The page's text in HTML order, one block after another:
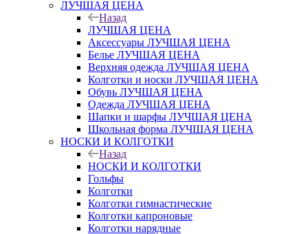
ЛУЧШАЯ ЦЕНА
Назад
ЛУЧШАЯ ЦЕНА
Аксессуары ЛУЧШАЯ ЦЕНА
Белье ЛУЧШАЯ ЦЕНА
Верхняя одежда ЛУЧШАЯ ЦЕНА
Колготки и носки ЛУЧШАЯ ЦЕНА
Обувь ЛУЧШАЯ ЦЕНА
Одежда ЛУЧШАЯ ЦЕНА
Шапки и шарфы ЛУЧШАЯ ЦЕНА
Школьная форма ЛУЧШАЯ ЦЕНА
НОСКИ И КОЛГОТКИ
Назад
НОСКИ И КОЛГОТКИ
Гольфы
Колготки
Колготки гимнастические
Колготки капроновые
Колготки нарядные